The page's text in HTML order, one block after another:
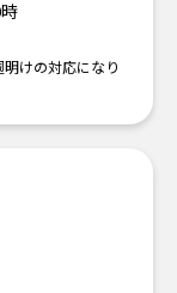
けの対応になり